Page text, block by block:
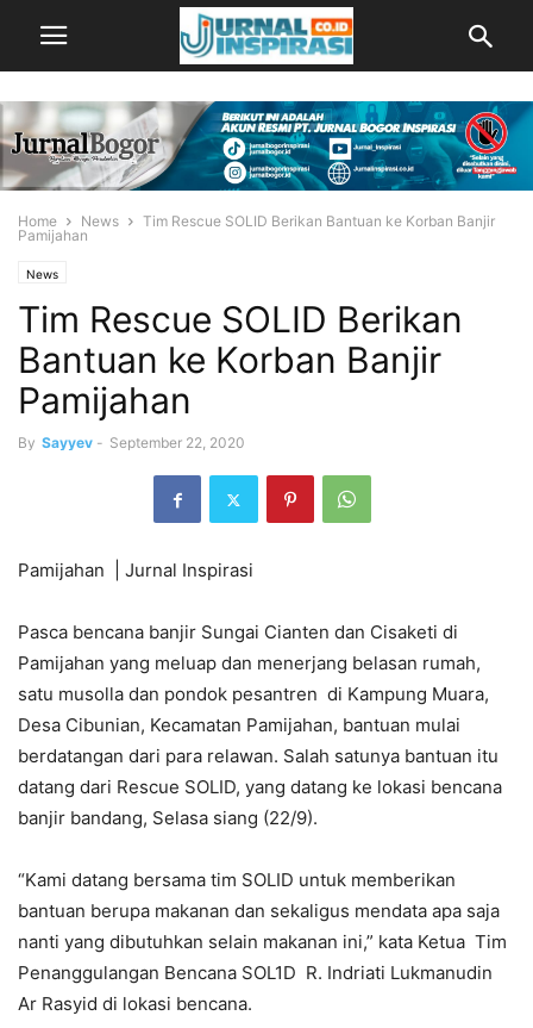
Home News
Tim Rescue SOLID Berikan Bantuan ke Korban Banjir
Pamijahan
News
Tim Rescue SOLID Berikan
Bantuan ke Korban Banjir
Pamijahan
By Sayyev - September 22, 2020
Pamijahan | Jurnal Inspirasi
Pasca bencana banjir Sungai Cianten dan Cisaketi di
Pamijahan yang meluap dan menerjang belasan rumah,
satu musolla dan pondok pesantren di Kampung Muara,
Desa Cibunian, Kecamatan Pamijahan, bantuan mulai
berdatangan dari para relawan. Salah satunya bantuan itu
datang dari Rescue SOLID, yang datang ke lokasi bencana
banjir bandang, Selasa siang (22/9).
“Kami datang bersama tim SOLID untuk memberikan
bantuan berupa makanan dan sekaligus mendata apa saja
nanti yang dibutuhkan selain makanan ini,” kata Ketua Tim
Penanggulangan Bencana SOL1D R. Indriati Lukmanudin
Ar Rasyid di lokasi bencana.